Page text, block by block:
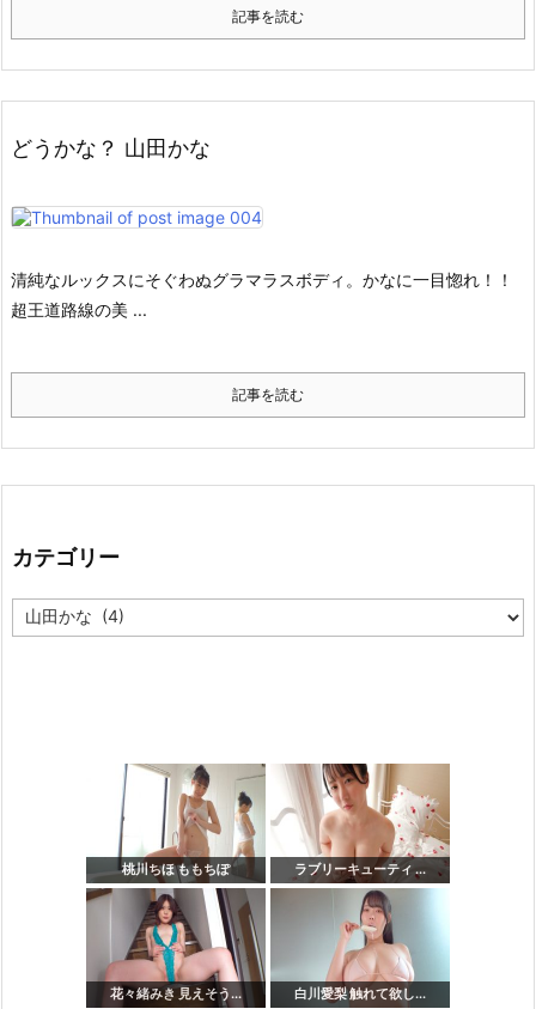
記事を読む
どうかな？ 山田かな
清純なルックスにそぐわぬグラマラスボディ。かなに一目惚れ！！
超王道路線の美 ...
記事を読む
カテゴリー
カ
テ
桃川ちほ ももちぽ ラブリーキューティ ...
花々緒みき 見えそう... 白川愛梨 触れて欲し...